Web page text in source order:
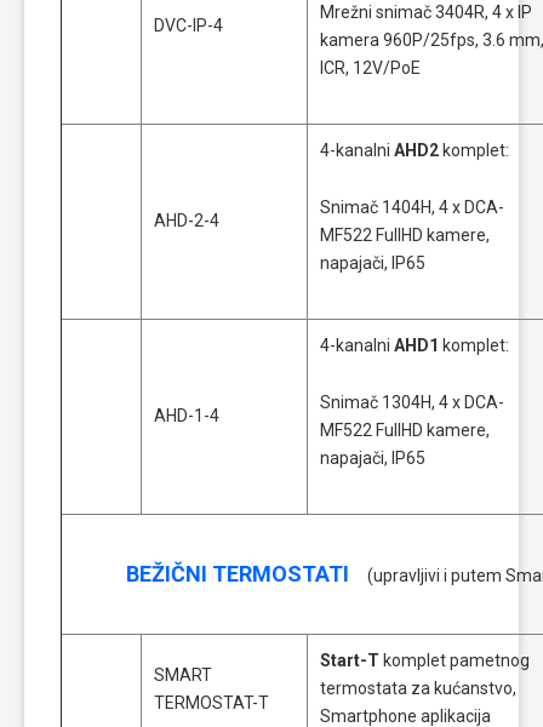
DVC-IP-4
Mrežni snimač 3404R, 4 x IP
kamera 960P/25fps, 3.6 mm,
ICR, 12V/PoE
AHD-2-4
4-kanalni AHD2komplet:
Snimač 1404H, 4 x DCA-
MF522 FullHD kamere,
napajači, IP65
AHD-1-4
4-kanalni AHD1 komplet:
Snimač 1304H, 4 x DCA-
MF522 FullHD kamere,
napajači, IP65
BEŽIČNI TERMOSTATI (upravljivi i putem
SMART
TERMOSTAT-T
Start-T komplet pametnog
termostata za kućanstvo,
Smartphone aplikacija